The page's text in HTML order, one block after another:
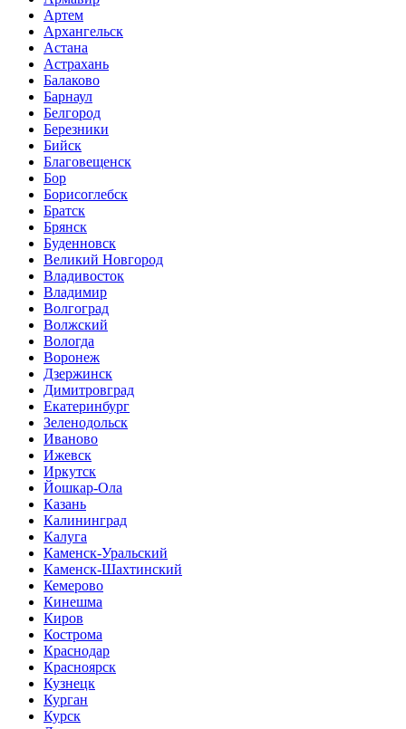
Артем
Архангельск
Астана
Астрахань
Балаково
Барнаул
Белгород
Березники
Бийск
Благовещенск
Бор
Борисоглебск
Братск
Брянск
Буденновск
Великий Новгород
Владивосток
Владимир
Волгоград
Волжский
Вологда
Воронеж
Дзержинск
Димитровград
Екатеринбург
Зеленодольск
Иваново
Ижевск
Иркутск
Йошкар-Ола
Казань
Калининград
Калуга
Каменск-Уральский
Каменск-Шахтинский
Кемерово
Кинешма
Киров
Кострома
Краснодар
Красноярск
Кузнецк
Курган
Курск